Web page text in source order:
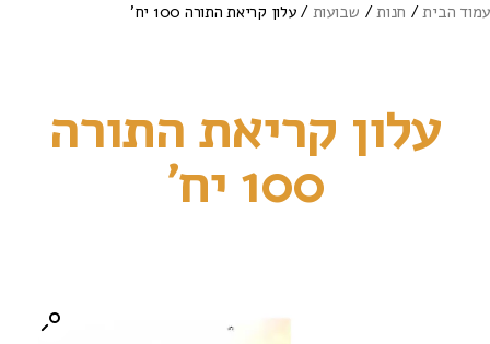
עמוד הבית/ חנות/ שבועות/ עלון קריאת התורה 100 יח'
עלון קריאת התורה
100 יח'